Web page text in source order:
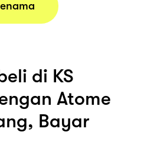
di KS
Atome
Bayar